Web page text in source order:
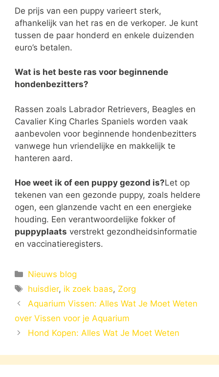
De prijs van een puppy varieert sterk,
afhankelijk van het ras en de verkoper. Je kunt
tussen de paar honderd en enkele duizenden
euro’s betalen.
Wat is het beste ras voor beginnende
hondenbezitters?
Rassen zoals Labrador Retrievers, Beagles en
Cavalier King Charles Spaniels worden vaak
aanbevolen voor beginnende hondenbezitters
vanwege hun vriendelijke en makkelijk te
hanteren aard.
Hoe weet ik of een puppy gezond is?Let op
tekenen van een gezonde puppy, zoals heldere
ogen, een glanzende vacht en een energieke
houding. Een verantwoordelijke fokker of
puppyplaats verstrekt gezondheidsinformatie
en vaccinatieregisters.
Categorieën
Nieuws blog
Tags
huisdier, ik zoek baas, Zorg
Aquarium Vissen: Alles Wat Je Moet Weten
over Vissen voor je Aquarium
Hond Kopen: Alles Wat Je Moet Weten